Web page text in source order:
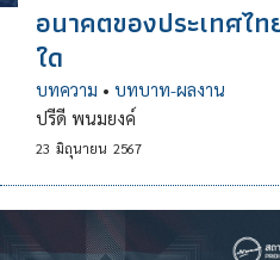
อนาคตของประเทศไ
ใด
บทความ • บทบาท-ผลงาน
ปรีดี พนมยงค์
23 มิถุนายน 2567